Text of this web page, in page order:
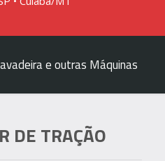
e outras Máquinas
DE TRAÇÃO